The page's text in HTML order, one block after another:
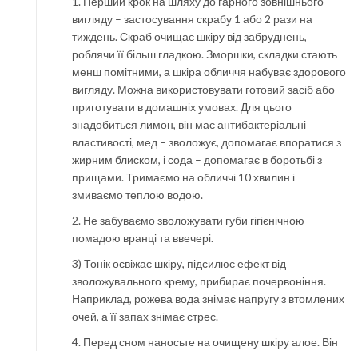
вигляду – застосування скрабу 1 або 2 рази на
тиждень. Скраб очищає шкіру від забруднень,
роблячи її більш гладкою. Зморшки, складки стають
менш помітними, а шкіра обличчя набуває здорового
вигляду. Можна використовувати готовий засіб або
приготувати в домашніх умовах. Для цього
знадобиться лимон, він має антибактеріальні
властивості, мед – зволожує, допомагає впоратися з
жирним блиском, і сода – допомагає в боротьбі з
прищами. Тримаємо на обличчі 10 хвилин і
змиваємо теплою водою.
2. Не забуваємо зволожувати губи гігієнічною
помадою вранці та ввечері.
3) Тонік освіжає шкіру, підсилює ефект від
зволожувального крему, прибирає почервоніння.
Наприклад, рожева вода знімає напругу з втомлених
очей, а її запах знімає стрес.
4. Перед сном наносьте на очищену шкіру алое. Він